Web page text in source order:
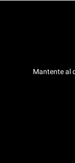
Mantente al